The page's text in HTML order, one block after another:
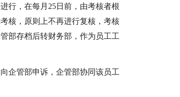
行，在每月25日前，由考核者根
核，原则上不再进行复核，考核
部存档后转财务部，作为员工工
企管部申诉，企管部协同该员工